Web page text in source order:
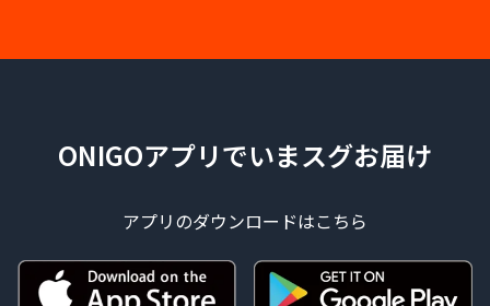
ONIGOアプリでいまスグお届け
アプリのダウンロードはこちら